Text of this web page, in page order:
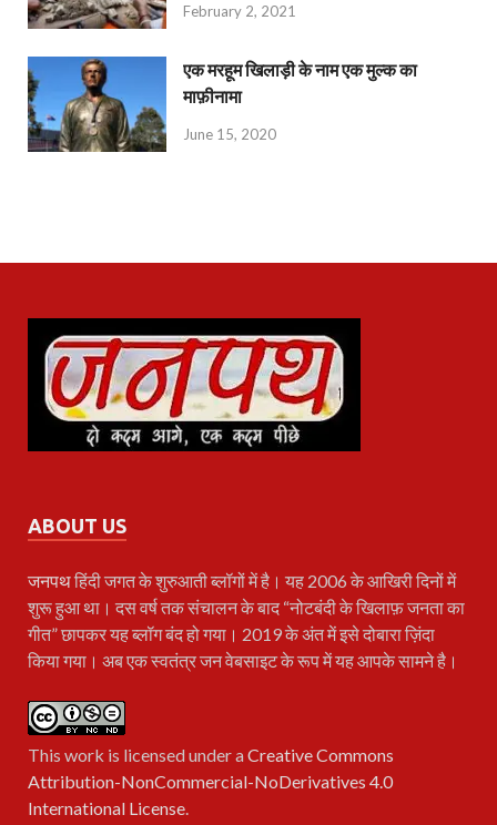
February 2, 2021
एक मरहूम खिलाड़ी के नाम एक मुल्क का
माफ़ीनामा
June 15, 2020
ABOUT US
जनपथहिंदी जगत के शुरुआती ब्लॉगों में है। यह 2006 के आखिरी दिनों में
शुरू हुआ था। दस वर्ष तक संचालन के बाद “नोटबंदी के खिलाफ़ जनता का
गीत” छापकर यह ब्लॉग बंद हो गया। 2019 के अंत में इसे दोबारा ज़िंदा
किया गया। अब एक स्वतंत्र जन वेबसाइट के रूप में यह आपके सामने है।
This work is licensed under aCreative Commons
Attribution-NonCommercial-NoDerivatives 4.0
International License.